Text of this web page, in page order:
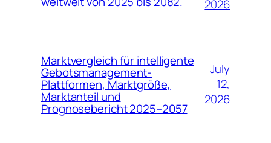
2026
Marktvergleich für intelligente
Gebotsmanagement-
Plattformen, Marktgröße,
Marktanteil und
Prognosebericht 2025–2057
July
12,
2026